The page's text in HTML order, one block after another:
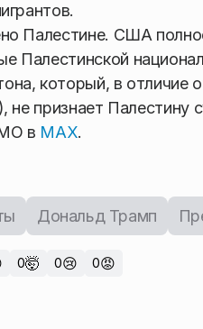
Палестине. США
Палестинской
который, в отличие
не признает Палестину
в MAX.
Дональд Трамп
0🤯 0😢 0😡